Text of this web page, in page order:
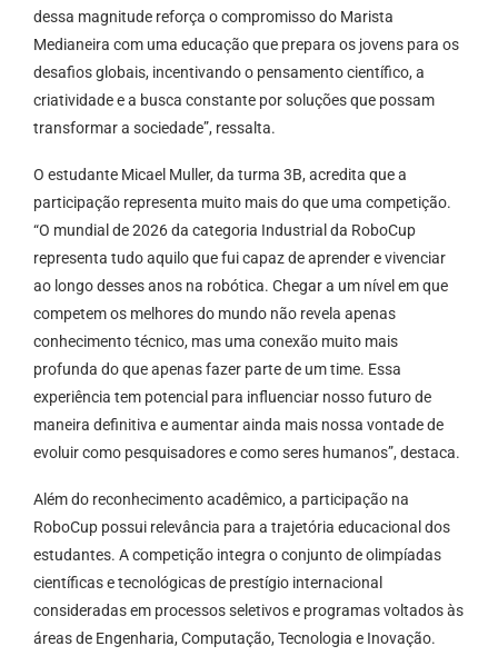
dessa magnitude reforça o compromisso do Marista
Medianeira com uma educação que prepara os jovens para os
desafios globais, incentivando o pensamento científico, a
criatividade e a busca constante por soluções que possam
transformar a sociedade”, ressalta.
O estudante Micael Muller, da turma 3B, acredita que a
participação representa muito mais do que uma competição.
“O mundial de 2026 da categoria Industrial da RoboCup
representa tudo aquilo que fui capaz de aprender e vivenciar
ao longo desses anos na robótica. Chegar a um nível em que
competem os melhores do mundo não revela apenas
conhecimento técnico, mas uma conexão muito mais
profunda do que apenas fazer parte de um time. Essa
experiência tem potencial para influenciar nosso futuro de
maneira definitiva e aumentar ainda mais nossa vontade de
evoluir como pesquisadores e como seres humanos”, destaca.
Além do reconhecimento acadêmico, a participação na
RoboCup possui relevância para a trajetória educacional dos
estudantes. A competição integra o conjunto de olimpíadas
científicas e tecnológicas de prestígio internacional
consideradas em processos seletivos e programas voltados às
áreas de Engenharia, Computação, Tecnologia e Inovação.